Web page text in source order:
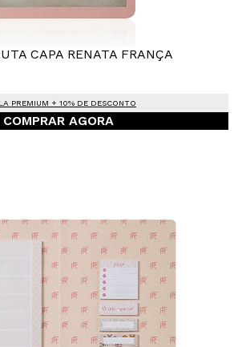
CAPA RENATA FRANÇA
PREMIUM + 10% DE DESCONTO
COMPRAR AGORA